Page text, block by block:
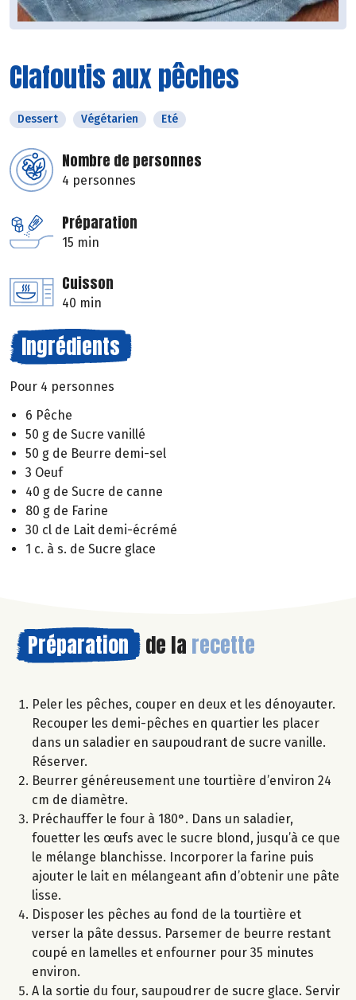
Clafoutis aux pêches
Dessert Végétarien Eté
Nombre de personnes
4 personnes
Préparation
15 min
Cuisson
40 min
Ingrédients
Pour 4 personnes
6 Pêche
50 g de Sucre vanillé
50 g de Beurre demi-sel
3 Oeuf
40 g de Sucre de canne
80 g de Farine
30 cl de Lait demi-écrémé
1 c. à s. de Sucre glace
Préparation de la recette
Peler les pêches, couper en deux et les dénoyauter.
Recouper les demi-pêches en quartier les placer
dans un saladier en saupoudrant de sucre vanille.
Réserver.
Beurrer généreusement une tourtière d’environ 24
cm de diamètre.
Préchauffer le four à 180°. Dans un saladier,
fouetter les œufs avec le sucre blond, jusqu’à ce que
le mélange blanchisse. Incorporer la farine puis
ajouter le lait en mélangeant afin d’obtenir une pâte
lisse.
Disposer les pêches au fond de la tourtière et
verser la pâte dessus. Parsemer de beurre restant
coupé en lamelles et enfourner pour 35 minutes
environ.
A la sortie du four, saupoudrer de sucre glace. Servir